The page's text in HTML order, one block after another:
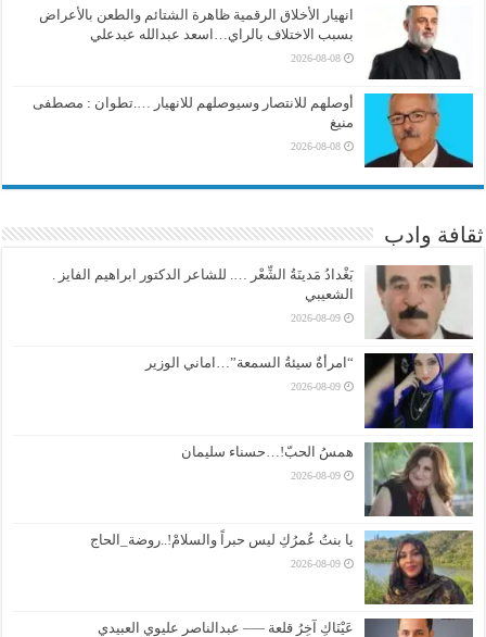
انهيار الأخلاق الرقمية ظاهرة الشتائم والطعن بالأعراض
بسبب الاختلاف بالراي…اسعد عبدالله عبدعلي
2026-08-08
أوصلهم للانتصار وسيوصلهم للانهيار ….تطوان : مصطفى
منيغ
2026-08-08
ثقافة وادب
بَغْدادُ مَدينَةُ الشِّعْر …. للشاعر الدكتور ابراهيم الفايز .
الشعيبي
2026-08-09
“امرأةٌ سيئةُ السمعة”…اماني الوزير
2026-08-09
همسُ الحبّ!…حسناء سليمان
2026-08-09
يا بنتُ عُمرُكِ ليس حبراً والسلامْ!..روضة_الحاج
2026-08-09
عَيْنَاكِ آخِرُ قلعة —– عبدالناصر عليوي العبيدي